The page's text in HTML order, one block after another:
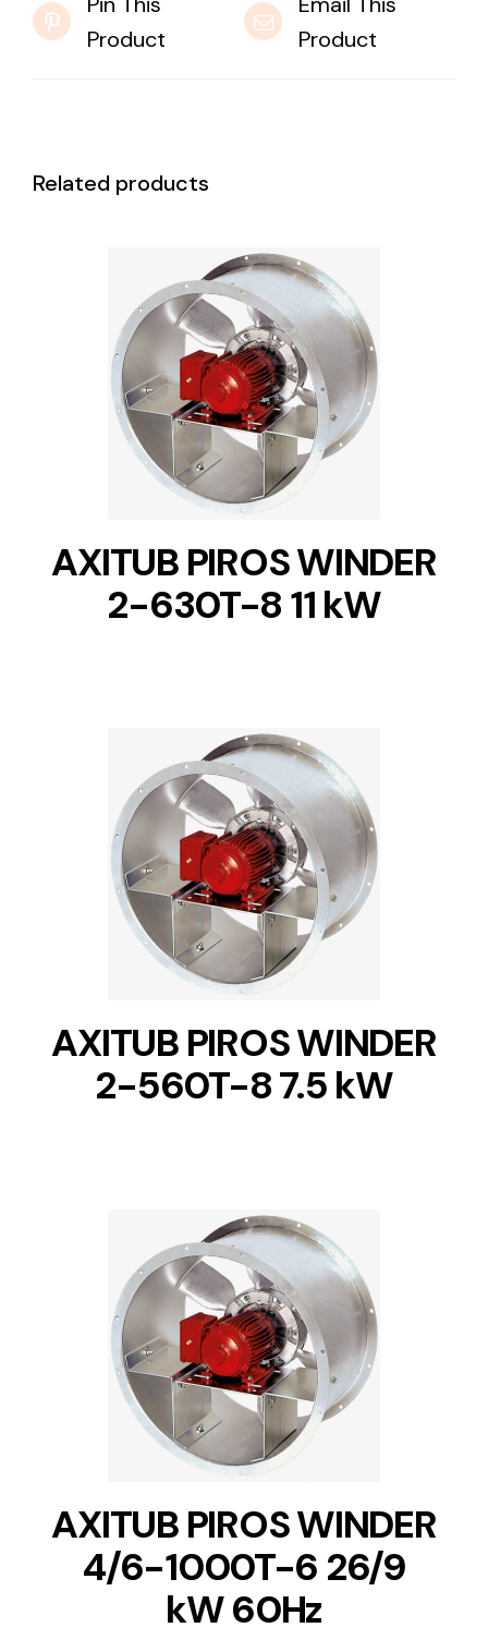
Product
Product
Related products
DETAILS
AXITUB PIROS WINDER
2-630T-8 11 kW
DETAILS
AXITUB PIROS WINDER
2-560T-8 7.5 kW
DETAILS
AXITUB PIROS WINDER
4/6-1000T-6 26/9
kW 60Hz